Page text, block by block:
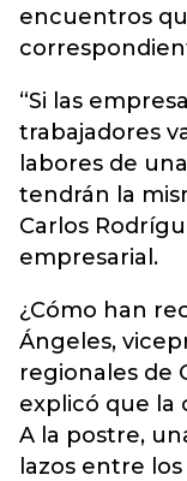
encuentros
“Si las
trabajadores
labores de
tendrán la
Carlos
empresarial.
¿Cómo han
Ángeles,
regionales de
explicó que la
A la postre,
lazos entre